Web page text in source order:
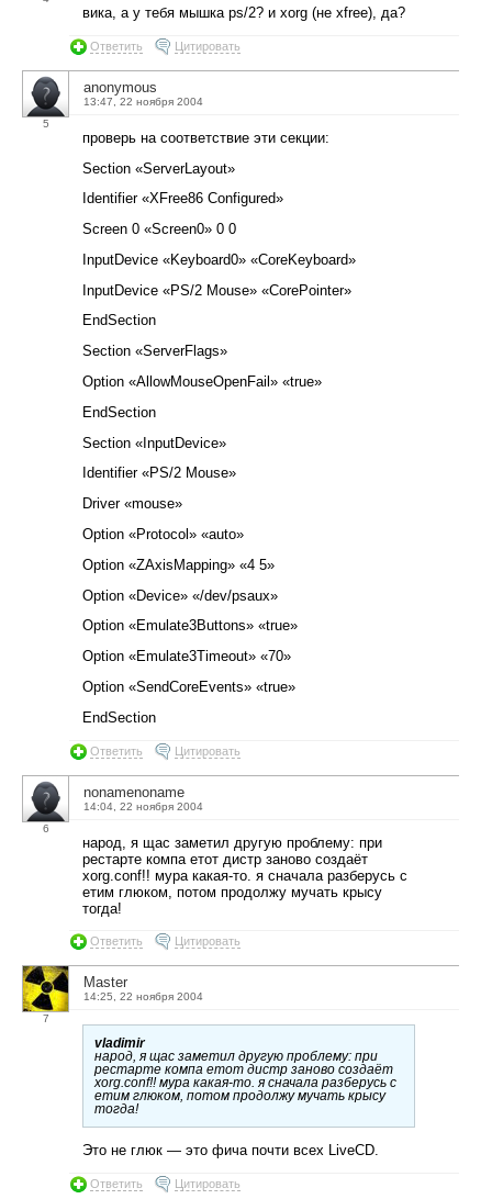
вика, а у тебя мышка ps/2? и xorg (не xfree), да?
Ответить Цитировать
5
anonymous
13:47, 22 ноября 2004
проверь на соответствие эти секции:
Section «ServerLayout»
Identifier «XFree86 Configured»
Screen 0 «Screen0» 0 0
InputDevice «Keyboard0» «CoreKeyboard»
InputDevice «PS/2 Mouse» «CorePointer»
EndSection
Section «ServerFlags»
Option «AllowMouseOpenFail» «true»
EndSection
Section «InputDevice»
Identifier «PS/2 Mouse»
Driver «mouse»
Option «Protocol» «auto»
Option «ZAxisMapping» «4 5»
Option «Device» «/dev/psaux»
Option «Emulate3Buttons» «true»
Option «Emulate3Timeout» «70»
Option «SendCoreEvents» «true»
EndSection
Ответить Цитировать
6
nonamenoname
14:04, 22 ноября 2004
народ, я щас заметил другую проблему: при
рестарте компа етот дистр заново создаёт
xorg.conf!! мура какая-то. я сначала разберусь с
етим глюком, потом продолжу мучать крысу
тогда!
Ответить Цитировать
7
Master
14:25, 22 ноября 2004
vladimir
народ, я щас заметил другую проблему: при
рестарте компа етот дистр заново создаёт
xorg.conf!! мура какая-то. я сначала разберусь с
етим глюком, потом продолжу мучать крысу
тогда!
Это не глюк — это фича почти всех LiveCD.
Ответить Цитировать